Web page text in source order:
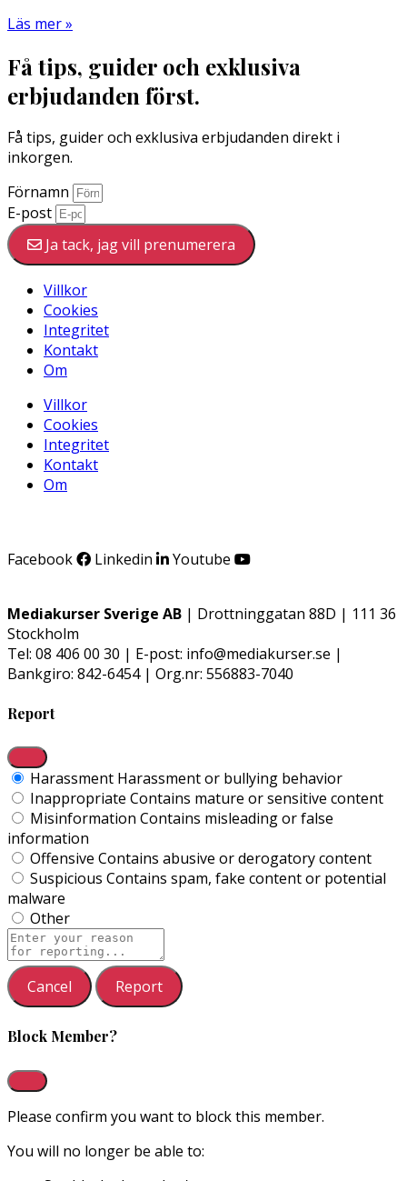
Läs mer »
Få tips, guider och exklusiva
erbjudanden först.
Få tips, guider och exklusiva erbjudanden direkt i
inkorgen.
Förnamn
E-post
Ja tack, jag vill prenumerera
Villkor
Cookies
Integritet
Kontakt
Om
Villkor
Cookies
Integritet
Kontakt
Om
Facebook Linkedin Youtube
Mediakurser Sverige AB | Drottninggatan 88D | 111 36
Stockholm
Tel: 08 406 00 30 | E-post: info@mediakurser.se |
Bankgiro: 842-6454 | Org.nr: 556883-7040
Report
Harassment Harassment or bullying behavior
Inappropriate Contains mature or sensitive content
Misinformation Contains misleading or false
information
Offensive Contains abusive or derogatory content
Suspicious Contains spam, fake content or potential
malware
Other
Report
note
Report
Block Member?
Please confirm you want to block this member.
You will no longer be able to: